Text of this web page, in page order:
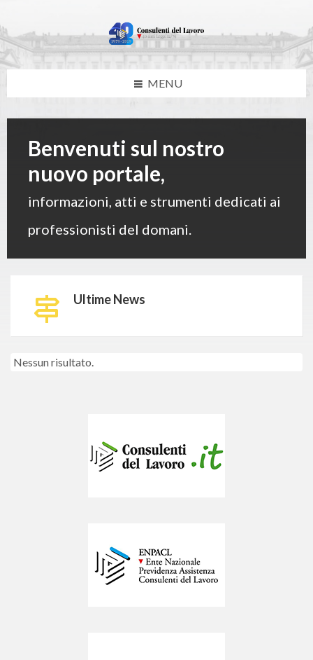
content
left
sidebar
right
sidebar
footer
MENU
Benvenuti sul nostro
nuovo portale,
informazioni, atti e strumenti dedicati ai
professionisti del domani.
Ultime News
Nessun risultato.